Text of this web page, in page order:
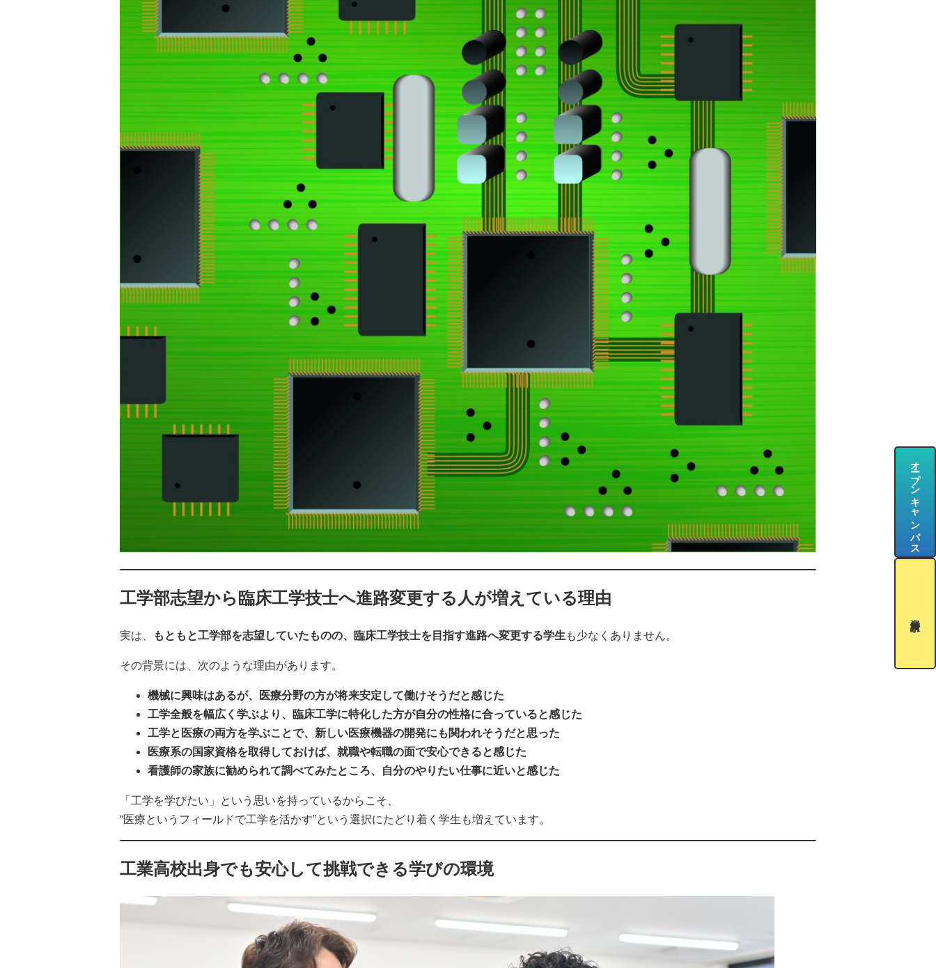
工学部志望から臨床工学技士へ進路変更する人が増えている理由
実は、 もともと工学部を志望していたものの、臨床工学技士を目指す進路へ変更する学生 も少なくありません。
その背景には、次のような理由があります。
機械に興味はあるが、医療分野の方が将来安定して働けそうだと感じた
工学全般を幅広く学ぶより、臨床工学に特化した方が自分の性格に合っていると感じた
工学と医療の両方を学ぶことで、新しい医療機器の開発にも関われそうだと思った
医療系の国家資格を取得しておけば、就職や転職の面で安心できると感じた
看護師の家族に勧められて調べてみたところ、自分のやりたい仕事に近いと感じた
「工学を学びたい」という思いを持っているからこそ、
“医療というフィールドで工学を活かす”という選択にたどり着く学生も増えています。
工業高校出身でも安心して挑戦できる学びの環境
オープンキャンパス